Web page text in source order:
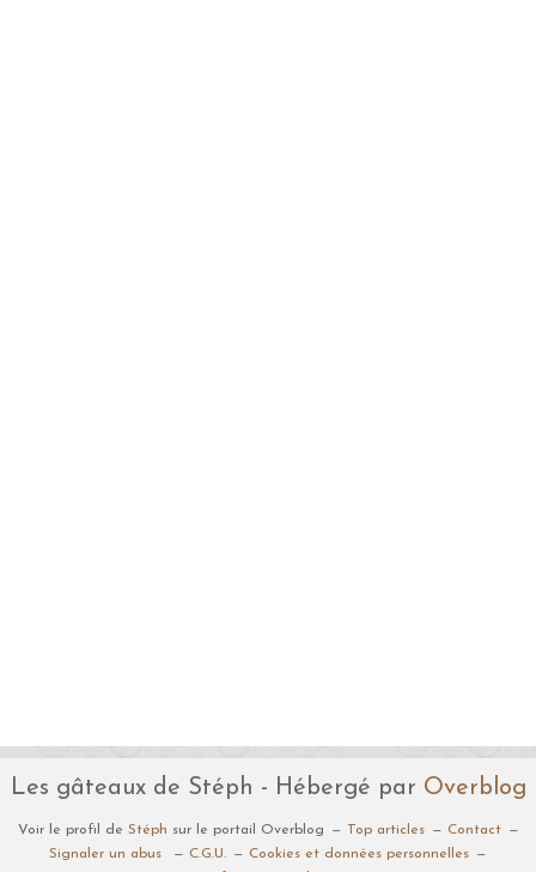
Les gâteaux de Stéph - Hébergé par Overblog
Voir le profil de Stéph sur le portail Overblog Top articles
Contact
Signaler un abus
C.G.U.
Cookies et données personnelles